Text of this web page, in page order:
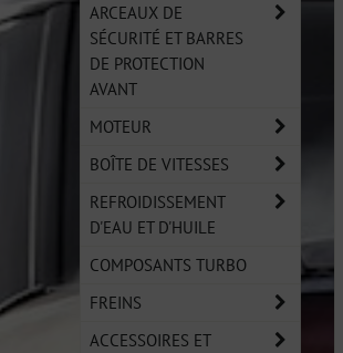
ARCEAUX DE
SÉCURITÉ ET BARRES
DE PROTECTION
AVANT
MOTEUR
BOÎTE DE VITESSES
REFROIDISSEMENT
D'EAU ET D'HUILE
COMPOSANTS TURBO
FREINS
ACCESSOIRES ET